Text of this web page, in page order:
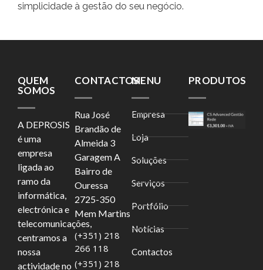
simplicidade à gestão do seu negócio.
QUEM
SOMOS
A DEPROSIS
é uma
empresa
ligada ao
ramo da
informática,
electrónica e
telecomunicações,
centramos a
nossa
actividade no
CONTACTOS
Rua José
Brandão de
Almeida 3
Garagem A
Bairro de
Ouressa
2725-350
Mem Martins
(+351) 218
266 118
(+351) 218
MENU
Empresa
Loja
Soluções
Serviços
Portfólio
Notícias
Contactos
PRODUTOS